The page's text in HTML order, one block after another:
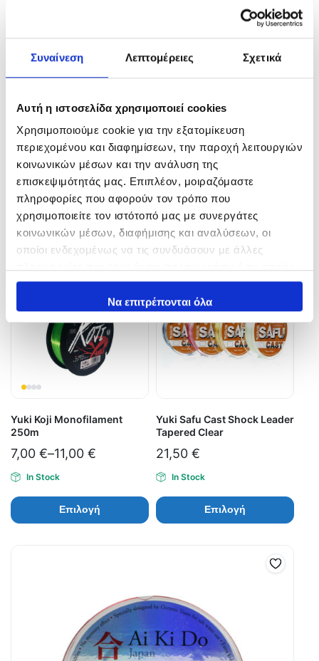
Συναίνεση Λεπτομέρειες Σχετικά
Αυτή η ιστοσελίδα χρησιμοποιεί cookies
Χρησιμοποιούμε cookie για την εξατομίκευση
περιεχομένου και διαφημίσεων, την παροχή λειτουργιών
κοινωνικών μέσων και την ανάλυση της
επισκεψιμότητάς μας. Επιπλέον, μοιραζόμαστε
πληροφορίες που αφορούν τον τρόπο που
χρησιμοποιείτε τον ιστότοπό μας με συνεργάτες
κοινωνικών μέσων, διαφήμισης και αναλύσεων, οι
οποίοι ενδεχομένως να τις συνδυάσουν με άλλες
έχουν συλλέξει σε σχέση με την από μέρους σας χρήση
των υπηρεσιών τους.Να επιτρέπονται όλα
Yuki Neox Seaguar
Fluorocarbon
30,00€–45,00€
In Stock
Wanted Strike 4κλωνο
18,00
9,00€
In Stock
Επιλογή
Yuki Koji Monofilament
250m
7,00 €–11,00 €
In Stock
Επιλογή
Yuki Safu Cast Shock Leader
Tapered Clear
21,50 €
In Stock
Επιλογή